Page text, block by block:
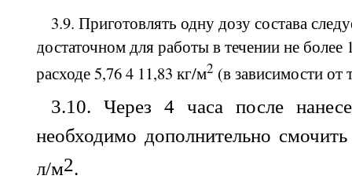
3.9. Приготовлять одну дозу состава
достаточном для работы в течении не более
расходе 5,76 4 11,83 кг/м2 (в зависимости
3.10.Через 4часа после
необходимо дополнительно смочить
л/м2.